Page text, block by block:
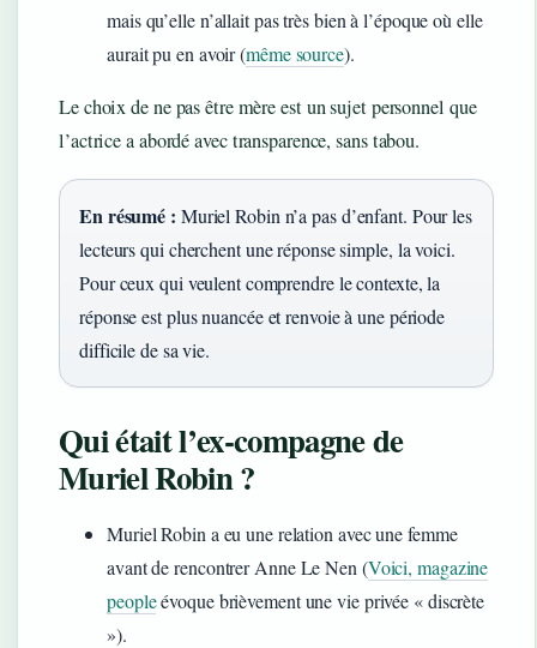
mais qu’elle n’allait pas très bien à l’époque où elle
aurait pu en avoir (même source).
Le choix de ne pas être mère est un sujet personnel que
l’actrice a abordé avec transparence, sans tabou.
En résumé : Muriel Robin n’a pas d’enfant. Pour les
lecteurs qui cherchent une réponse simple, la voici.
Pour ceux qui veulent comprendre le contexte, la
réponse est plus nuancée et renvoie à une période
difficile de sa vie.
Qui était l’ex-compagne de
Muriel Robin ?
Muriel Robin a eu une relation avec une femme
avant de rencontrer Anne Le Nen (Voici, magazine
peopleévoque brièvement une vie privée « discrète
»).